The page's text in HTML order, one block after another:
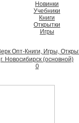
Новинки
Учебники
Книги
Открытки
Игры
г. Новосибирск (основной)
0